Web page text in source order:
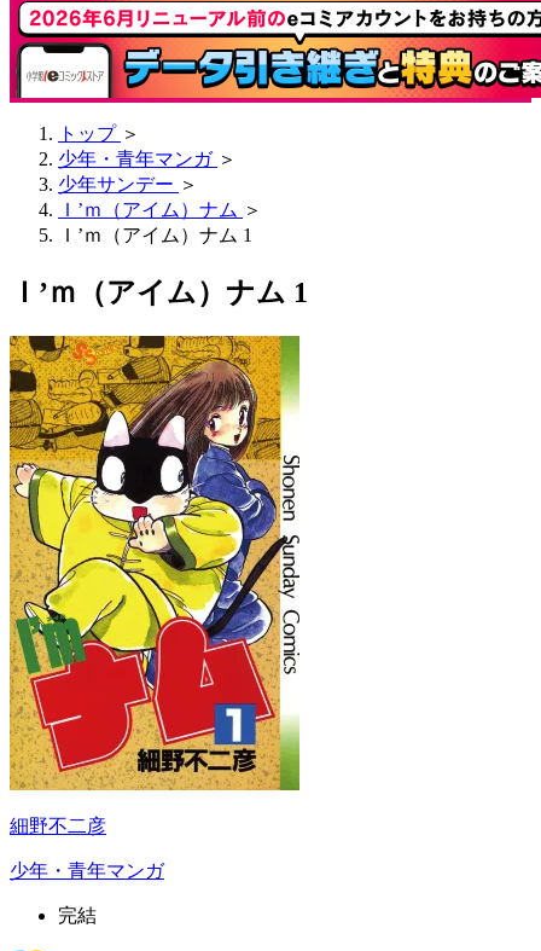
トップ ＞
少年・青年マンガ ＞
少年サンデー ＞
Ｉ’ｍ（アイム）ナム ＞
Ｉ’ｍ（アイム）ナム 1
Ｉ’ｍ（アイム）ナム 1
細野不二彦
少年・青年マンガ
完結